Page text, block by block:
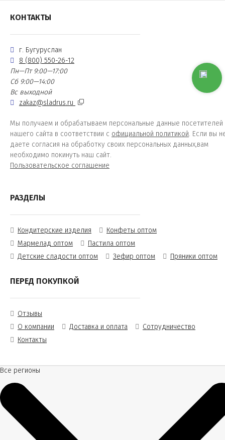
КОНТАКТЫ
г. Бугуруслан
8 (800) 550-26-12
Пн—Пт 9:00—17:00
Сб 9:00—14:00
Вс выходной
zakaz@sladrus.ru
Мы получаем и обрабатываем персональные данные посетителей
нашего сайта в соответствии с официальной политикой. Если вы
даете согласия на обработку своих персональных данных,вам
необходимо покинуть наш сайт.
Пользовательское соглашение
РАЗДЕЛЫ
Кондитерские изделия
Конфеты оптом
Мармелад оптом
Пастила оптом
Детские сладости оптом
Зефир оптом Пряники оптом
ПЕРЕД ПОКУПКОЙ
Отзывы
О компании
Доставка и оплата
Сотрудничество
Контакты
Все регионы